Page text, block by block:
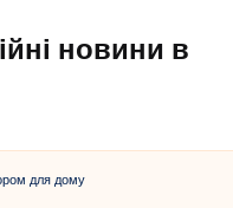
новини в
для дому